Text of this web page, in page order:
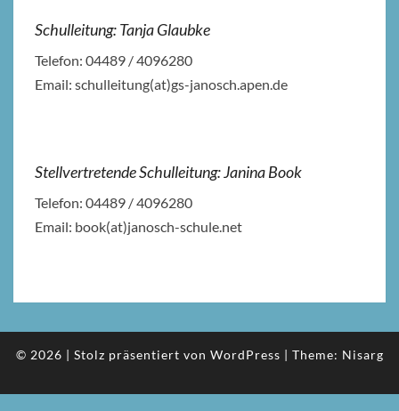
Schulleitung: Tanja Glaubke
Telefon: 04489 / 4096280
Email: schulleitung(at)gs-janosch.apen.de
Stellvertretende Schulleitung: Janina Book
Telefon: 04489 / 4096280
Email: book(at)janosch-schule.net
© 2026 | Stolz präsentiert von WordPress | Theme: Nisarg